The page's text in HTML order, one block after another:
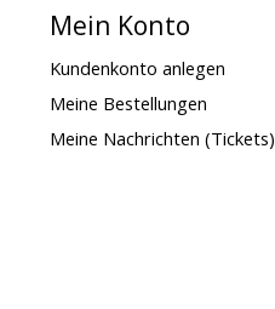
Mein Konto
Kundenkonto anlegen
Meine Bestellungen
Meine Nachrichten (Tickets)